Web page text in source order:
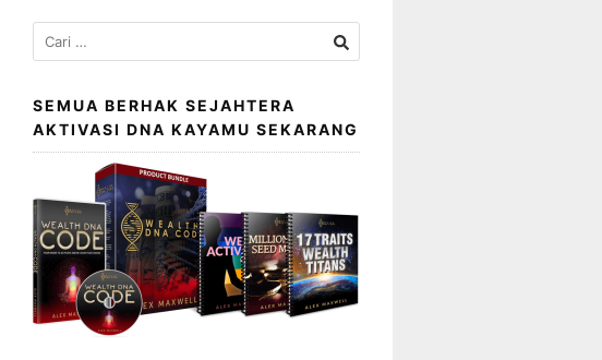
Cari
untuk:
SEMUA BERHAK SEJAHTERA
AKTIVASI DNA KAYAMU SEKARANG